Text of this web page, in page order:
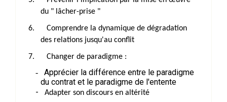
du " lâcher-prise "
6.
Comprendre la dynamique de dégradation
des relations jusqu'au conflit
7. Changer de paradigme :
-
Apprécier la différence entre le paradigme
du contrat et le paradigme de l'entente
-
Adapter son discours en altérité